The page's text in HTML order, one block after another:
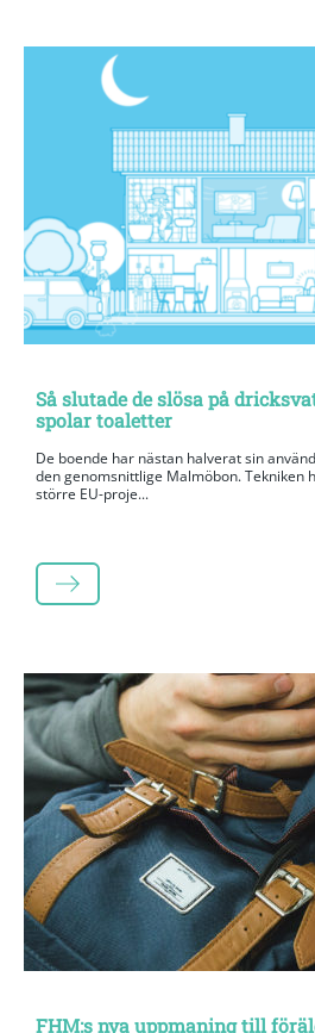
Så slutade de slösa på
spolar toaletter
De boende har nästan halverat sin
den genomsnittlige Malmöbon. Tekniken
större EU-proje...
LÄS MER
FHM:s nya uppmaning till